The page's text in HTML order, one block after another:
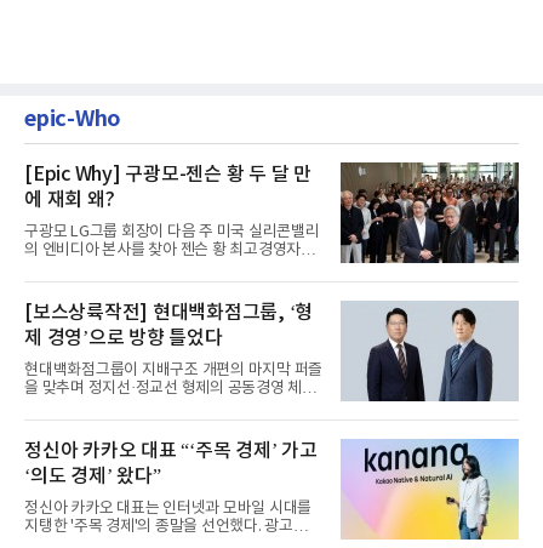
epic-Who
[Epic Why] 구광모-젠슨 황 두 달 만
에 재회 왜?
구광모 LG그룹 회장이 다음 주 미국 실리콘밸리
의 엔비디아 본사를 찾아 젠슨 황 최고경영자
[보스상륙작전] 현대백화점그룹, ‘형
제 경영’으로 방향 틀었다
현대백화점그룹이 지배구조 개편의 마지막 퍼즐
을 맞추며 정지선·정교선 형제의 공동경영 체제
정신아 카카오 대표 “‘주목 경제’ 가고
‘의도 경제’ 왔다”
정신아 카카오 대표는 인터넷과 모바일 시대를
지탱한 '주목 경제'의 종말을 선언했다. 광고를